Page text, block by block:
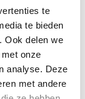
te
te bieden
Ook delen we
onze
analyse. Deze
met andere
de
Hué. Geen